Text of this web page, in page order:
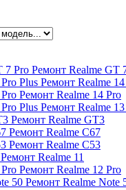
Ремонт Realme GT
Ремонт Realme
Ремонт Realme 14 Pro
Ремонт Realme
Ремонт Realme GT3
Ремонт Realme C67
Ремонт Realme C53
Ремонт Realme 11
Ремонт Realme 12 Pro
Ремонт Realme Note